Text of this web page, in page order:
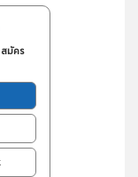
มัคร